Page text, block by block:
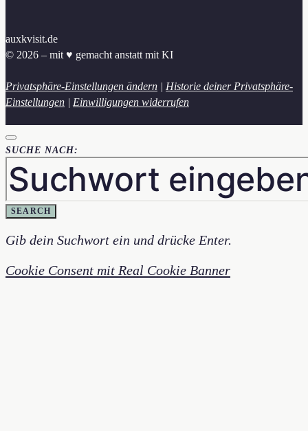
auxkvisit.de
© 2026 – mit ♥︎ gemacht anstatt mit KI
Privatsphäre-Einstellungen ändern | Historie deiner Privatsphäre-
Einstellungen | Einwilligungen widerrufen
SUCHE NACH:
SEARCH
Gib dein Suchwort ein und drücke Enter.
Cookie Consent mit Real Cookie Banner